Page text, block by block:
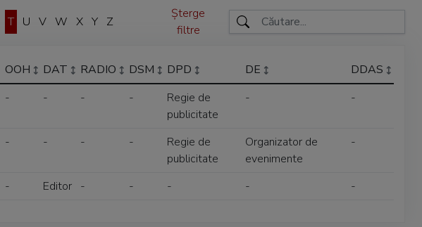
T U V W X Y Z
Șterge
filtre
OOH DAT RADIO DSM DPD DE
DDAS
- - - -
Regie de
publicitate
- -
- - - -
Regie de
publicitate
Organizator de
evenimente
-
- Editor - - - - -